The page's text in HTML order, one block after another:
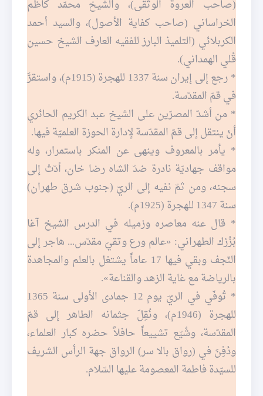
(صاحب العروة الوثقى)، والشيخ محمّد كاظم
الخراساني (صاحب كفاية الأصول)، والسيد أحمد
الكربلائي (التلميذ البارز للفقيه العارف الشيخ حسين
قُلي الهمداني).
* رجع إلى إيران سنة 1337 للهجرة (1915م)، واستقرَّ
في قمّ المقدّسة.
* من أشدّ المصرّين على الشيخ عبد الكريم الحائري
أنْ ينتقل إلى قمّ المقدّسة لإدارة الحوزة العلميّة فيها.
* يأمر بالمعروف وينهى عن المنكر باستمرار، وله
مواقف جهاديّة نادرة ضدّ الشاه رضا خان، أدّتْ إلى
سجنه، ومن ثمّ نفيه إلى الريّ (جنوب شرق طهران)
سنة 1347 للهجرة (1925م).
* قال عنه معاصره وزميله في الدرس الشيخ آغا
بُزُرْك الطهراني: «عالم ورع وتقيّ مقدّس... هاجر إلى
النّجف وبقي فيها 17 عاماً يشتغل بالعلم والمجاهدة
بالرياضة مع غاية الزهد والقناعة».
* تُوفّي في الريّ يوم 12 جمادى الأولى سنة 1365
للهجرة (1946م)، ونُقِلَ جثمانه الطاهر إلى قمّ
المقدّسة، وشُيّع تشييعاً حافلاً حضره كبار العلماء،
ودُفِنَ في (رواق بالا سر) الرواق جهة الرأس الشريف
للسيّدة فاطمة المعصومة عليها السّلام.